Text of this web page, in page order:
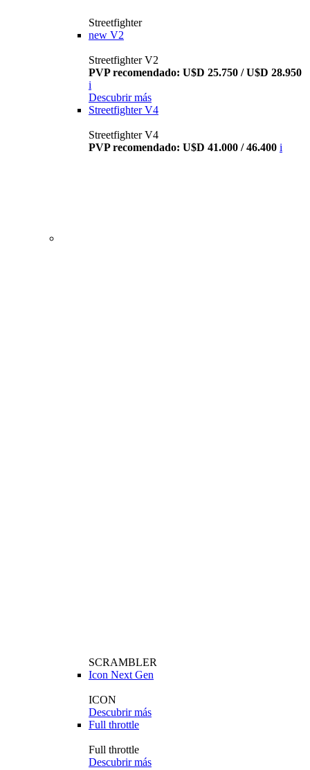
Streetfighter
new V2
Streetfighter V2
PVP recomendado: U$D 25.750 / U$D 28.950
i
Descubrir más
Streetfighter V4
Streetfighter V4
PVP recomendado: U$D 41.000 / 46.400 i
SCRAMBLER
Icon Next Gen
ICON
Descubrir más
Full throttle
Full throttle
Descubrir más